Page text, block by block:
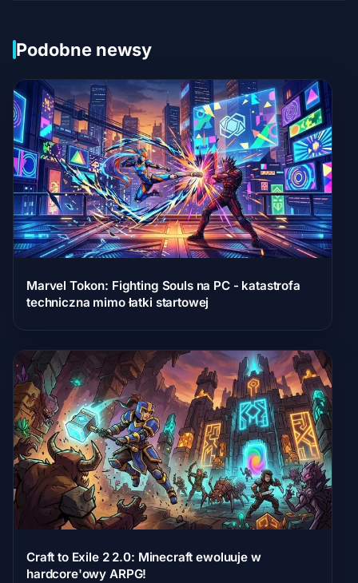
Podobne newsy
Marvel Tokon: Fighting Souls na PC - katastrofa
techniczna mimo łatki startowej
Craft to Exile 2 2.0: Minecraft ewoluuje w
hardcore'owy ARPG!